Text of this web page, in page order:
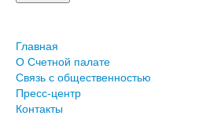
Главная
О Счетной палате
Связь с общественностью
Пресс-центр
Контакты